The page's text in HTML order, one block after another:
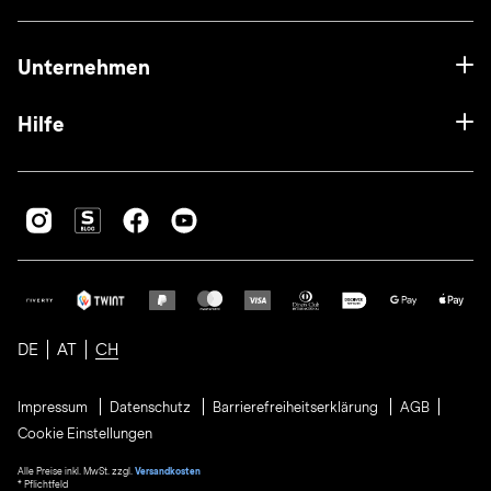
Unternehmen
Hilfe
DE AT CH
Impressum Datenschutz Barrierefreiheitserklärung
AGB
Cookie Einstellungen
Alle Preise inkl. MwSt. zzgl. Versandkosten
* Pflichtfeld